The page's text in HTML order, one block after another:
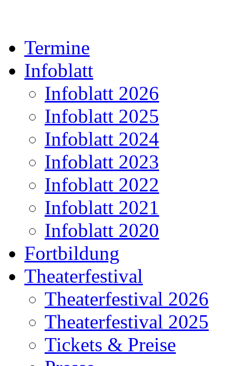
Termine
Infoblatt
Infoblatt 2026
Infoblatt 2025
Infoblatt 2024
Infoblatt 2023
Infoblatt 2022
Infoblatt 2021
Infoblatt 2020
Fortbildung
Theaterfestival
Theaterfestival 2026
Theaterfestival 2025
Tickets & Preise